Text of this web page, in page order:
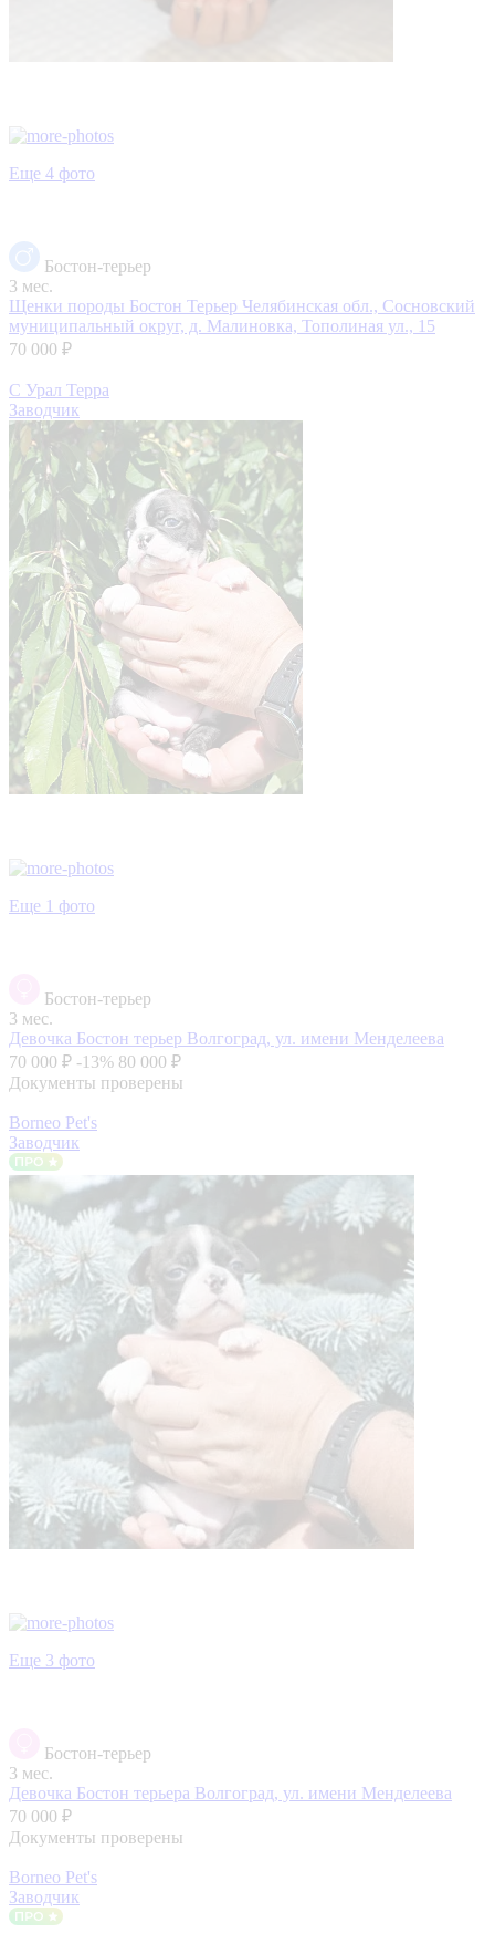
Еще 4 фото
Бостон-терьер
3 мес.
Щенки породы Бостон Терьер Челябинская обл., Сосновский
муниципальный округ, д. Малиновка, Тополиная ул., 15
70 000 ₽
С Урал Терра
Заводчик
Еще 1 фото
Бостон-терьер
3 мес.
Девочка Бостон терьер Волгоград, ул. имени Менделеева
70 000 ₽ -13% 80 000 ₽
Документы проверены
Borneo Pet's
Заводчик
Еще 3 фото
Бостон-терьер
3 мес.
Девочка Бостон терьера Волгоград, ул. имени Менделеева
70 000 ₽
Документы проверены
Borneo Pet's
Заводчик